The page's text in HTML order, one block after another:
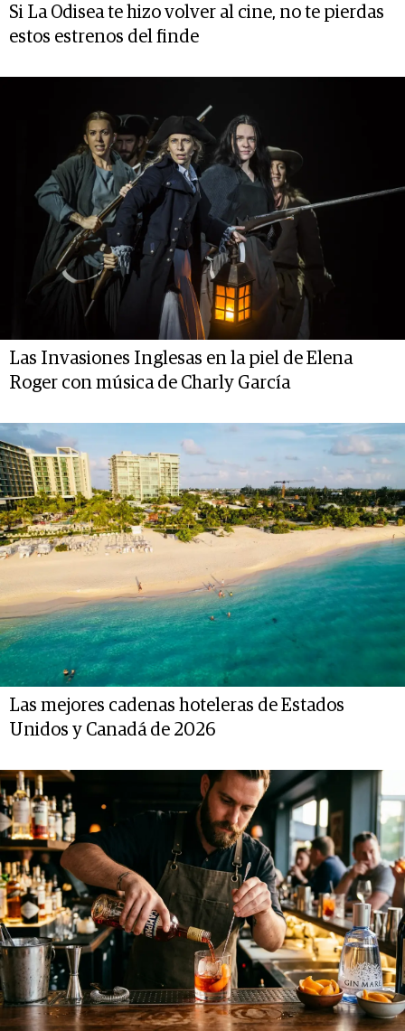
Si La Odisea te hizo volver al cine, no te pierdas
estos estrenos del finde
Las Invasiones Inglesas en la piel de Elena
Roger con música de Charly García
Las mejores cadenas hoteleras de Estados
Unidos y Canadá de 2026